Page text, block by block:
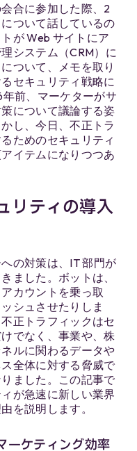
合に参加した際、2
ついて話しているの
が Web サイトにア
システム（CRM）に
ついて、メモを取り
セキュリティ戦略に
前、マーケターがサ
について議論する姿
し、今日、不正トラ
ためのセキュリティ
イテムになりつつあ
リティの導入
の対策は、IT 部門が
ました。ボットは、
カウントを乗っ取
シュさせたりしま
正トラフィックはセ
でなく、事業や、株
ルに関わるデータや
全体に対する脅威で
ました。この記事で
が急速に新しい業界
を説明します。
ーケティング効率